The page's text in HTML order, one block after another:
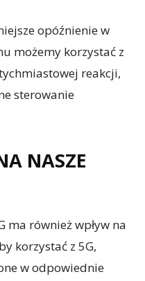
opóźnienie w
możemy korzystać z
reakcji,
sterowanie
NASZE
ma również wpływ na
korzystać z 5G,
w odpowiednie